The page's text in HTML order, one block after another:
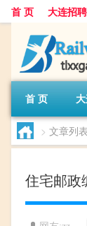
首 页 大连招聘
首 页
> 文章列表
住宅邮政